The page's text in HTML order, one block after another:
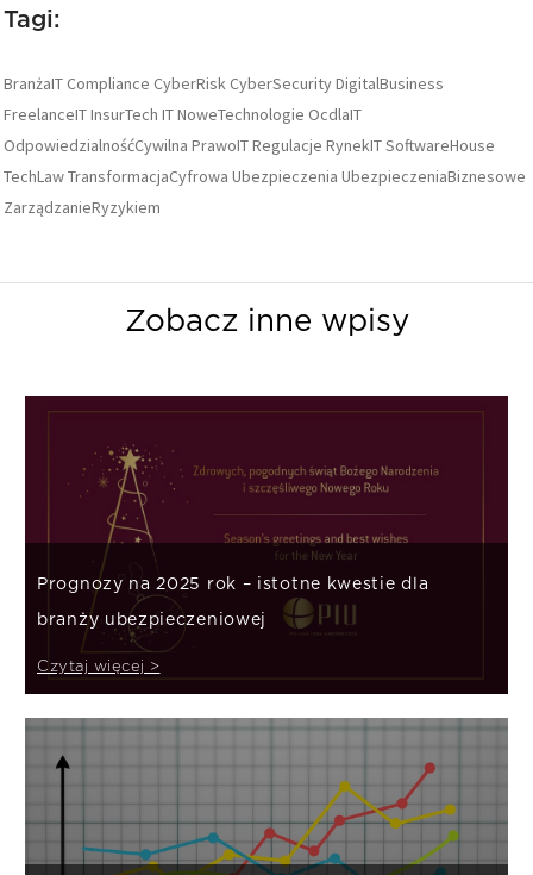
Tagi:
BranżaIT Compliance CyberRisk CyberSecurityDigitalBusiness
FreelanceITInsurTech ITNoweTechnologie OcdlaIT
OdpowiedzialnośćCywilna PrawoITRegulacje RynekITSoftwareHouse
TechLawTransformacjaCyfrowa Ubezpieczenia UbezpieczeniaBiznesowe
ZarządzanieRyzykiem
Zobacz inne wpisy
Prognozy na 2025 rok – istotne kwestie dla
branży ubezpieczeniowej
Czytaj więcej >